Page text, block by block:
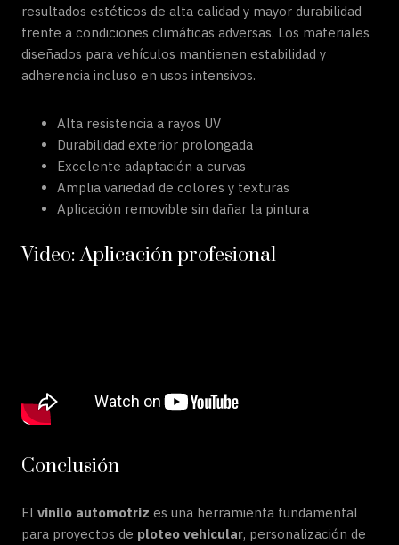
resultados estéticos de alta calidad y mayor durabilidad
frente a condiciones climáticas adversas. Los materiales
diseñados para vehículos mantienen estabilidad y
adherencia incluso en usos intensivos.
Alta resistencia a rayos UV
Durabilidad exterior prolongada
Excelente adaptación a curvas
Amplia variedad de colores y texturas
Aplicación removible sin dañar la pintura
Video: Aplicación profesional
Conclusión
El vinilo automotriz es una herramienta fundamental
para proyectos de ploteo vehicular, personalización de